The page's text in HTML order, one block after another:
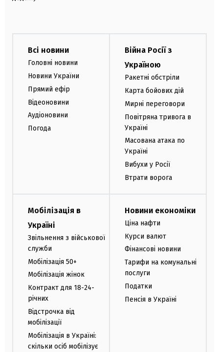
Всі новини
Головні новини
Новини України
Прямий ефір
Відеоновини
Аудіоновини
Погода
Війна Росії з
Україною
Ракетні обстріли
Карта бойових дій
Мирні переговори
Повітряна тривога в
Україні
Масована атака по
Україні
Вибухи у Росії
Втрати ворога
Мобілізація в
Україні
Звільнення з військової
служби
Мобілізація 50+
Мобілізація жінок
Контракт для 18-24-
річних
Відстрочка від
мобілізації
Мобілізація в Україні:
скільки осіб мобілізує
Новини економіки
Ціна нафти
Курси валют
Фінансові новини
Тарифи на комунальні
послуги
Податки
Пенсія в Україні